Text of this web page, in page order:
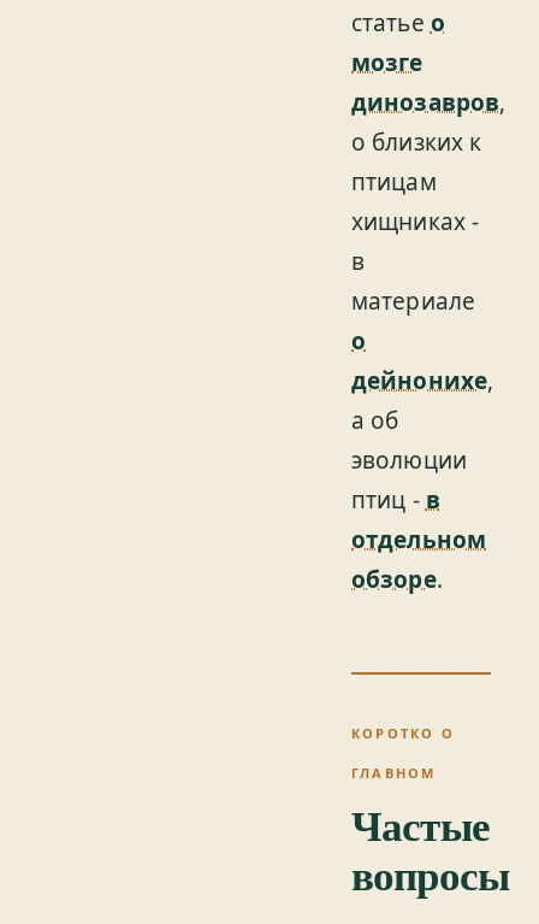
статье о
мозге
динозавров,
о близких к
птицам
хищниках -
в
материале
о
дейнонихе,
а об
эволюции
птиц - в
отдельном
обзоре.
КОРОТКО О
ГЛАВНОМ
Частые
вопросы